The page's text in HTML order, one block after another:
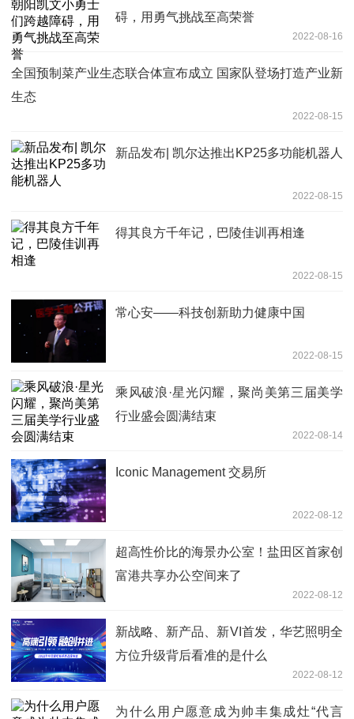
碍，用勇气挑战至高荣誉
2022-08-16
全国预制菜产业生态联合体宣布成立 国家队登场打造产业新
生态
2022-08-15
新品发布| 凯尔达推出KP25多功能机器人
2022-08-15
得其良方千年记，巴陵佳训再相逢
2022-08-15
常心安——科技创新助力健康中国
2022-08-15
乘风破浪·星光闪耀，聚尚美第三届美学
行业盛会圆满结束
2022-08-14
Iconic Management 交易所
2022-08-12
超高性价比的海景办公室！盐田区首家创
富港共享办公空间来了
2022-08-12
新战略、新产品、新VI首发，华艺照明全
方位升级背后看准的是什么
2022-08-12
为什么用户愿意成为帅丰集成灶“代言